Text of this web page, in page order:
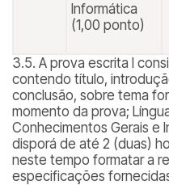
Informática
(1,00 ponto)
3.5. A prova escrita I
contendo título,
conclusão, sobre tema
momento da prova;
Conhecimentos Gerais e
disporá de até 2 (duas)
neste tempo formatar a
especificações